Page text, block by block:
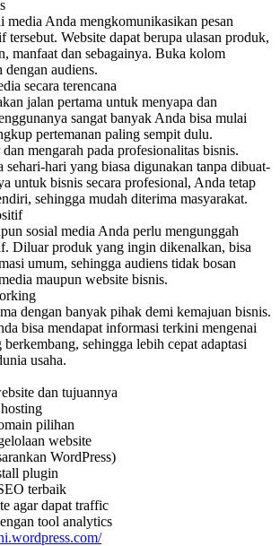
media Anda mengkomunikasikan pesan
tersebut. Website dapat berupa ulasan produk,
manfaat dan sebagainya. Buka kolom
audiens.
secara terencana
jalan pertama untuk menyapa dan
sangat banyak Anda bisa mulai
pertemanan paling sempit dulu.
mengarah pada profesionalitas bisnis.
sehari-hari yang biasa digunakan tanpa dibuat-
untuk bisnis secara profesional, Anda tetap
sehingga mudah diterima masyarakat.
sosial media Anda perlu mengunggah
Diluar produk yang ingin dikenalkan, bisa
umum, sehingga audiens tidak bosan
maupun website bisnis.
dengan banyak pihak demi kemajuan bisnis.
bisa mendapat informasi terkini mengenai
sehingga lebih cepat adaptasi
usaha.
dan tujuannya
pilihan
website
WordPress)
plugin
terbaik
agar dapat traffic
tool analytics